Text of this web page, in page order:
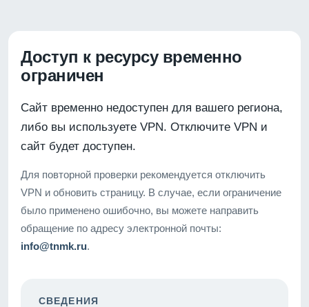
Доступ к ресурсу временно
ограничен
Сайт временно недоступен для вашего региона,
либо вы используете VPN. Отключите VPN и
сайт будет доступен.
Для повторной проверки рекомендуется отключить
VPN и обновить страницу. В случае, если ограничение
было применено ошибочно, вы можете направить
обращение по адресу электронной почты:
info@tnmk.ru.
СВЕДЕНИЯ